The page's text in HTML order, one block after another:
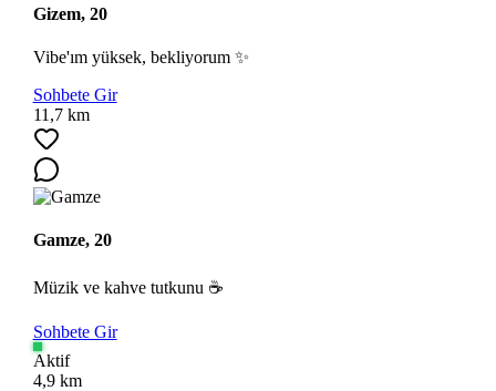
Gizem, 20
Vibe'ım yüksek, bekliyorum ✨
Sohbete Gir
11,7 km
Gamze, 20
Müzik ve kahve tutkunu ☕
Sohbete Gir
Aktif
4,9 km